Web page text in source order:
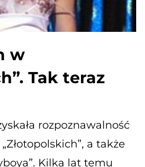
w
Tak teraz
rozpoznawalność
a także
Kilka lat temu